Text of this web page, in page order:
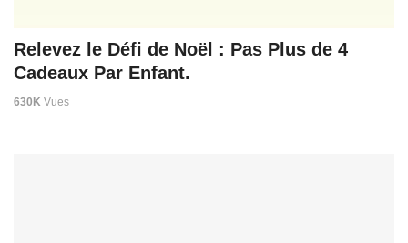
Relevez le Défi de Noël : Pas Plus de 4
Cadeaux Par Enfant.
630K Vues